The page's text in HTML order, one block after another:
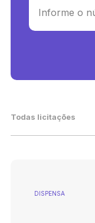
Todas licitações
DISPENSA